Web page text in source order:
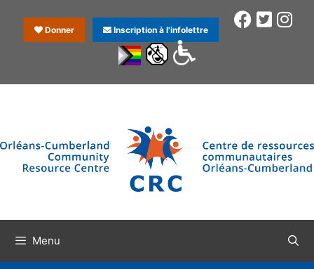
Donner Inscription à l'infolettre
Menu